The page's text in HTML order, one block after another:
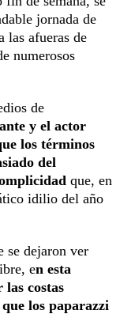
jornada de
las afueras de
numerosos
de
y el actor
los términos
del
que, en
idilio del año
se dejaron ver
en esta
costas
los paparazzi